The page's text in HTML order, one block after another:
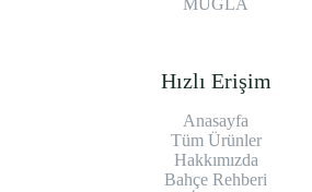
MUĞLA
Hızlı Erişim
Anasayfa
Tüm Ürünler
Hakkımızda
Bahçe Rehberi